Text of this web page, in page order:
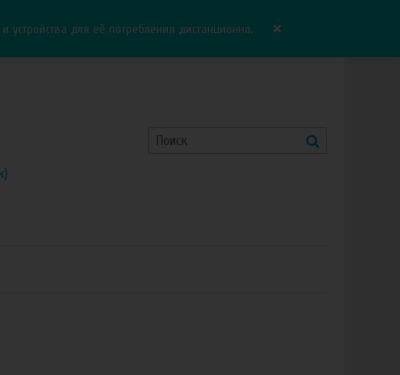
для её потребления дистанционно. ×